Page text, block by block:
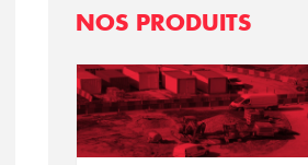
NOS PRODUITS